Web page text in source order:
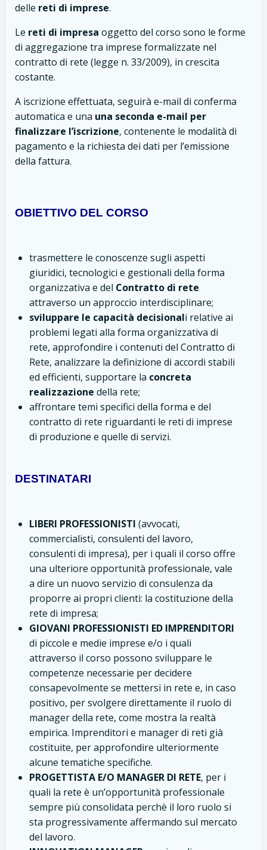
delle reti di imprese.
Le reti di impresa oggetto del corso sono le forme
di aggregazione tra imprese formalizzate nel
contratto di rete (legge n. 33/2009), in crescita
costante.
A iscrizione effettuata, seguirà e-mail di conferma
automatica e una una seconda e-mail per
finalizzare l’iscrizione, contenente le modalità di
pagamento e la richiesta dei dati per l’emissione
della fattura.
OBIETTIVO DEL CORSO
trasmettere le conoscenze sugli aspetti
giuridici, tecnologici e gestionali della forma
organizzativa e del Contratto di rete
attraverso un approccio interdisciplinare;
sviluppare le capacità decisionali relative ai
problemi legati alla forma organizzativa di
rete, approfondire i contenuti del Contratto di
Rete, analizzare la definizione di accordi stabili
ed efficienti, supportare la concreta
realizzazione della rete;
affrontare temi specifici della forma e del
contratto di rete riguardanti le reti di imprese
di produzione e quelle di servizi.
DESTINATARI
LIBERI PROFESSIONISTI (avvocati,
commercialisti, consulenti del lavoro,
consulenti di impresa), per i quali il corso offre
una ulteriore opportunità professionale, vale
a dire un nuovo servizio di consulenza da
proporre ai propri clienti: la costituzione della
rete di impresa;
GIOVANI PROFESSIONISTI ED IMPRENDITORI
di piccole e medie imprese e/o i quali
attraverso il corso possono sviluppare le
competenze necessarie per decidere
consapevolmente se mettersi in rete e, in caso
positivo, per svolgere direttamente il ruolo di
manager della rete, come mostra la realtà
empirica. Imprenditori e manager di reti già
costituite, per approfondire ulteriormente
alcune tematiche specifiche.
PROGETTISTA E/O MANAGER DI RETE, per i
quali la rete è un’opportunità professionale
sempre più consolidata perchè il loro ruolo si
sta progressivamente affermando sul mercato
del lavoro.